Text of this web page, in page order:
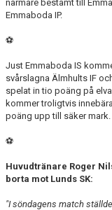
närmare bestämt till
Emmaboda IP.
⚽
Just Emmaboda IS
svårslagna Älmhults IF
spelat in tio poäng på
kommer troligtvis
poäng upp till säker mark.
⚽
Huvudtränare Roger
borta mot Lunds SK:
"I söndagens match